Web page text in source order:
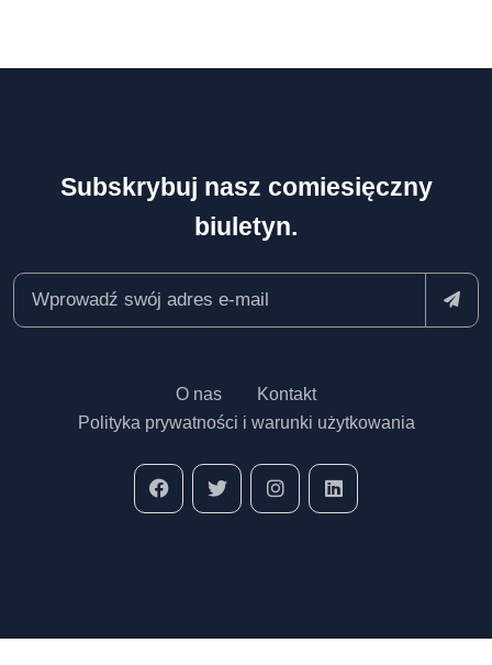
Subskrybuj nasz comiesięczny
biuletyn.
O nas
Kontakt
Polityka prywatności i warunki użytkowania